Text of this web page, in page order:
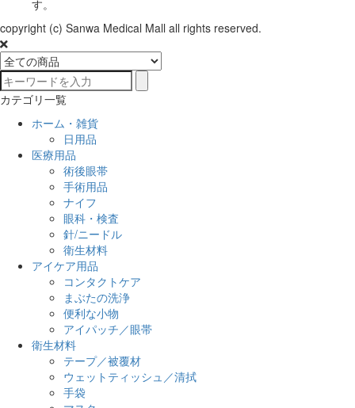
す。
copyright (c) Sanwa Medical Mall all rights reserved.
カテゴリ一覧
ホーム・雑貨
日用品
医療用品
術後眼帯
手術用品
ナイフ
眼科・検査
針/ニードル
衛生材料
アイケア用品
コンタクトケア
まぶたの洗浄
便利な小物
アイパッチ／眼帯
衛生材料
テープ／被覆材
ウェットティッシュ／清拭
手袋